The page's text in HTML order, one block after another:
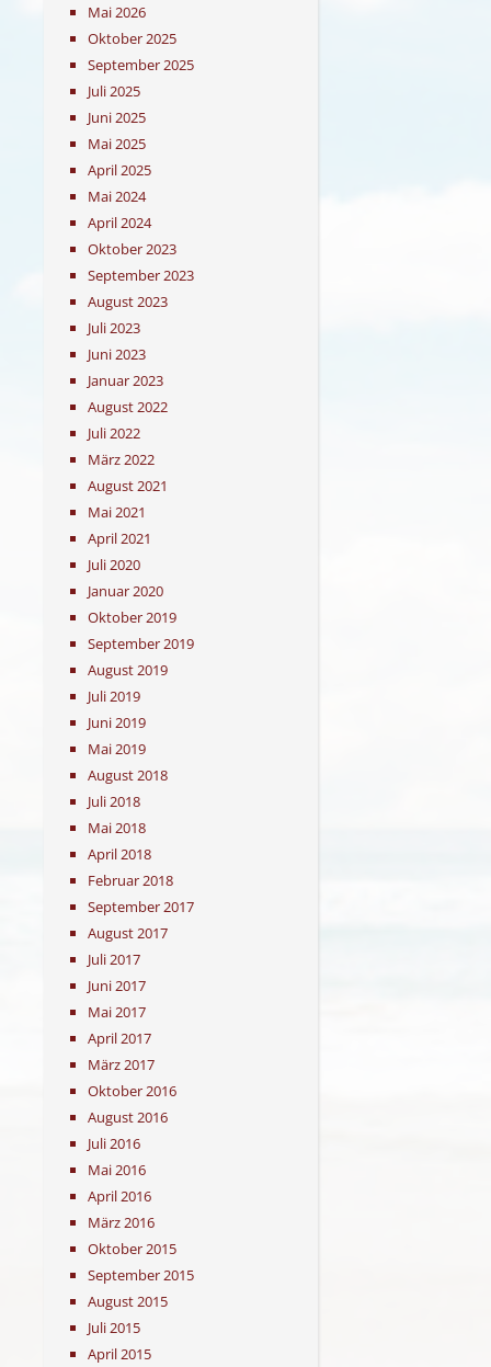
Mai 2026
Oktober 2025
September 2025
Juli 2025
Juni 2025
Mai 2025
April 2025
Mai 2024
April 2024
Oktober 2023
September 2023
August 2023
Juli 2023
Juni 2023
Januar 2023
August 2022
Juli 2022
März 2022
August 2021
Mai 2021
April 2021
Juli 2020
Januar 2020
Oktober 2019
September 2019
August 2019
Juli 2019
Juni 2019
Mai 2019
August 2018
Juli 2018
Mai 2018
April 2018
Februar 2018
September 2017
August 2017
Juli 2017
Juni 2017
Mai 2017
April 2017
März 2017
Oktober 2016
August 2016
Juli 2016
Mai 2016
April 2016
März 2016
Oktober 2015
September 2015
August 2015
Juli 2015
April 2015